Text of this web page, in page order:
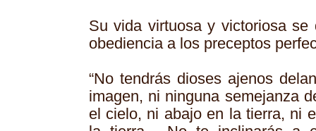
Su vida virtuosa y victoriosa se
obediencia a los preceptos
“No tendrás dioses ajenos
imagen, ni ninguna semejanza
el cielo, ni abajo en la tierra, ni